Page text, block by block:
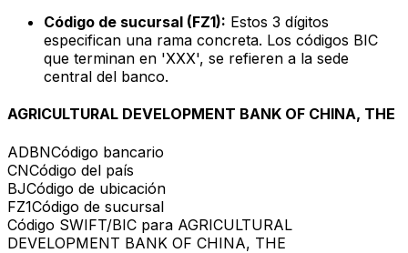
Código de sucursal (FZ1): Estos 3 dígitos
especifican una rama concreta. Los códigos BIC
que terminan en 'XXX', se refieren a la sede
central del banco.
AGRICULTURAL DEVELOPMENT BANK OF CHINA, THE
ADBNCódigo bancario
CNCódigo del país
BJCódigo de ubicación
FZ1Código de sucursal
Código SWIFT/BIC para AGRICULTURAL
DEVELOPMENT BANK OF CHINA, THE